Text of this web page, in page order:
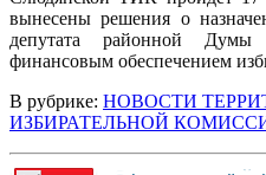
вынесены решения о
депутата районной
финансовым обеспечением
В рубрике: НОВОСТИ
ИЗБИРАТЕЛЬНОЙ